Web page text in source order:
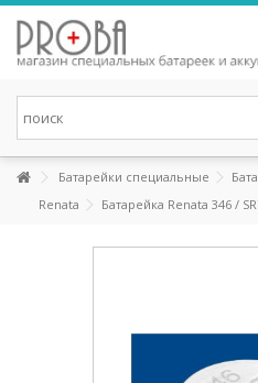
Аккумуляторы
Это новые аккумуляторы,
зарядка аккумуляторов
соответствии с системой
Certifi cation System).
объединяют в себе повышенную
упакованы в переработанные
Батарейки специальные
Renata
Батарейка Renata 346 /